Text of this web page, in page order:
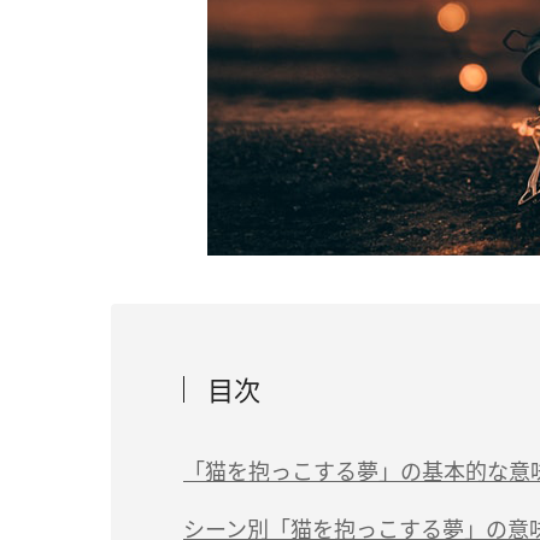
目次
「猫を抱っこする夢」の基本的な意
女性とのトラブルに注意
シーン別「猫を抱っこする夢」の意